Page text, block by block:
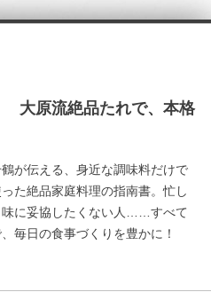
大原流絶品たれで、本格
が伝える、身近な調味料だけで
た絶品家庭料理の指南書。忙し
味に妥協したくない人……すべて
毎日の食事づくりを豊かに！